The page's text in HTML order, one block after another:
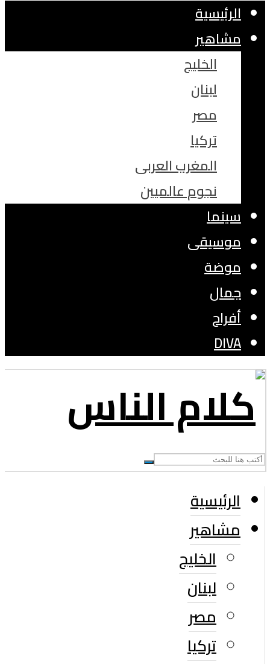
الرئيسية
مشاهير
الخليج
لبنان
مصر
تركيا
المغرب العربى
نجوم عالميين
سينما
موسيقى
موضة
جمال
أفراح
DIVA
الرئيسية
مشاهير
الخليج
لبنان
مصر
تركيا